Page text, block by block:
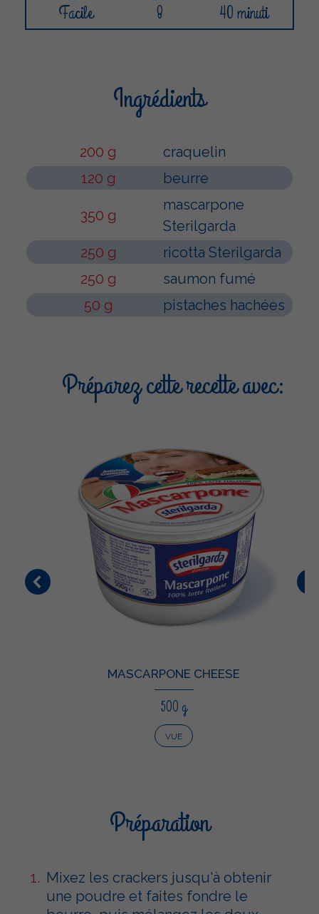
Facile 8 40 minuti
Ingrédients
200 g
craquelin
120 g
beurre
350 g
mascarpone
Sterilgarda
250 g
ricotta Sterilgarda
250 g
saumon fumé
50 g
pistaches hachées
Préparez cette recette avec:
MASCARPONE CHEESE
500 g
VUE
Préparation
Mixez les crackers jusqu'à obtenir
une poudre et faites fondre le